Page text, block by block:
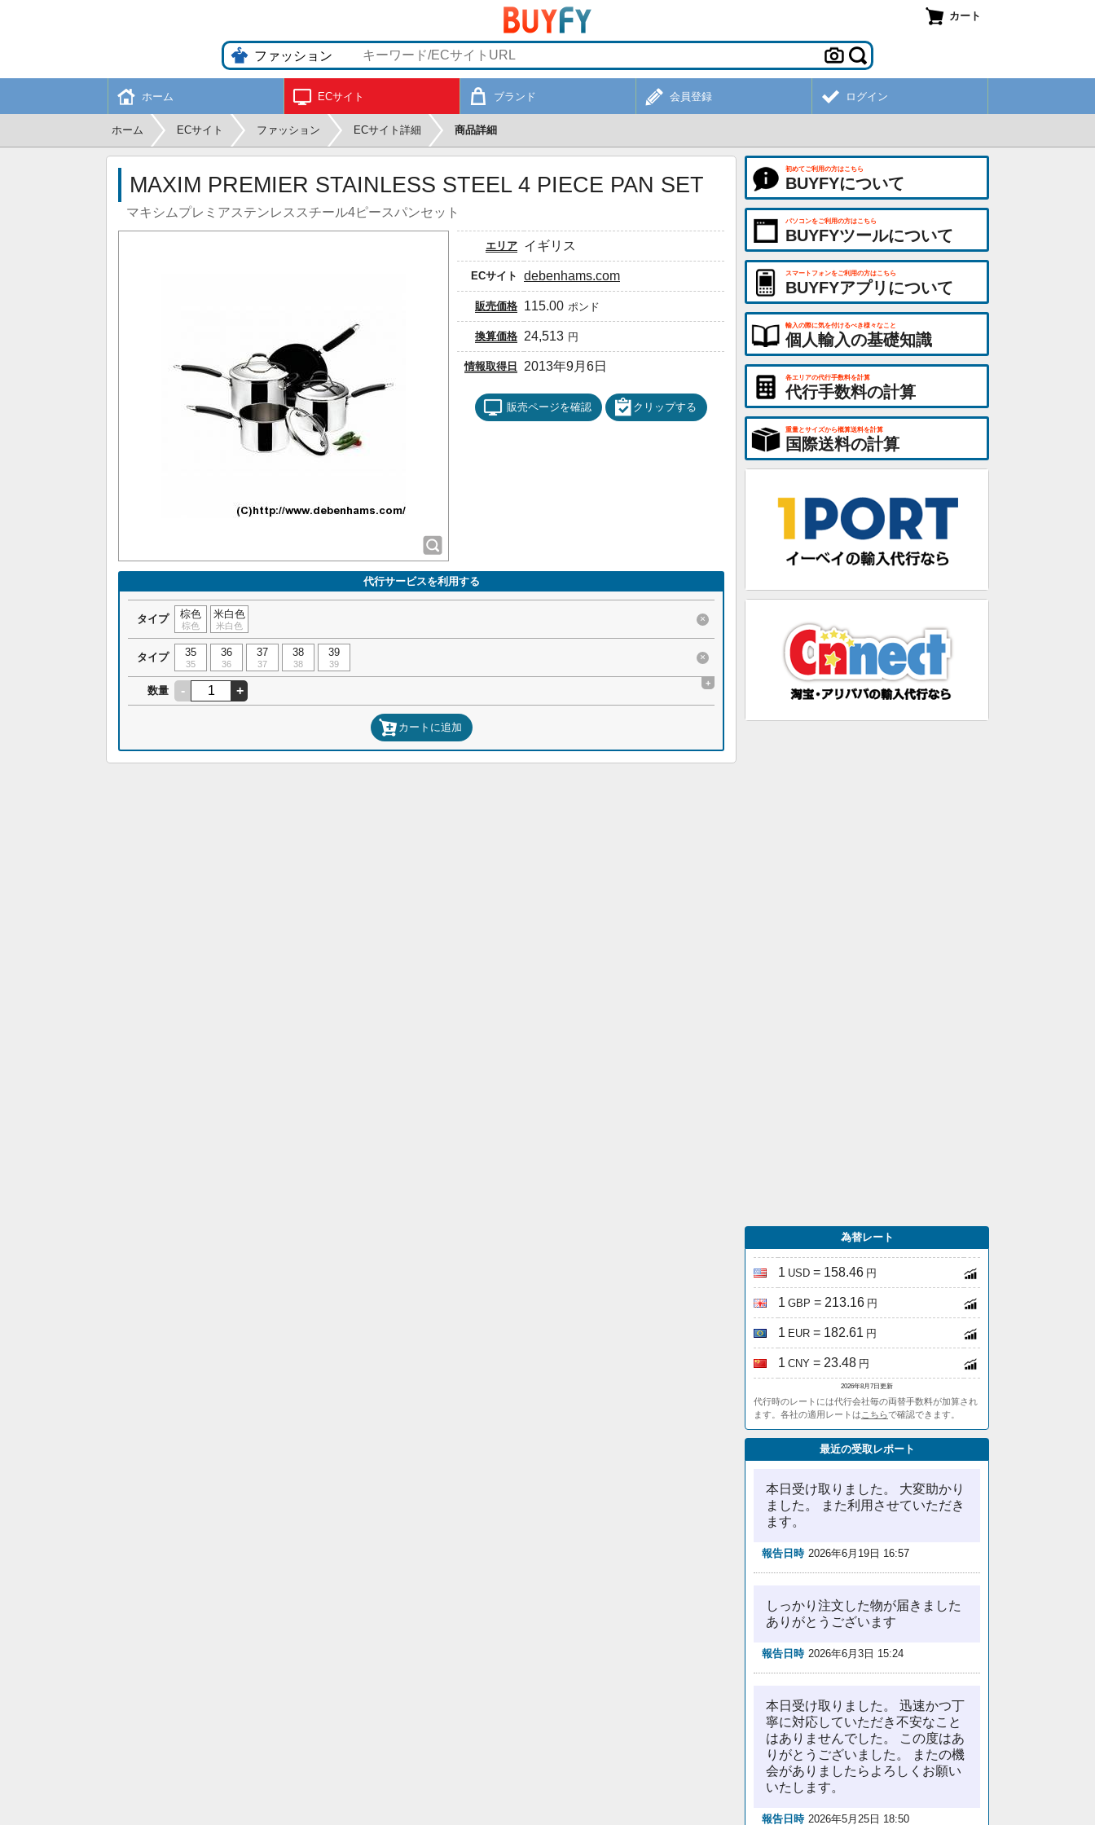
カート
ホーム ECサイト ブランド 会員登録 ログイン
ホーム ECサイト ファッション ECサイト詳細 商品詳細
MAXIM PREMIER STAINLESS STEEL 4 PIECE PAN SET
マキシムプレミアステンレススチール4ピースパンセット
エリア イギリス
ECサイト debenhams.com
販売価格 115.00 ポンド
換算価格 24,513 円
情報取得日 2013年9月6日
販売ページを確認 クリップする
代行サービスを利用する
タイプ 棕色
棕色
米白色
米白色
×
タイプ 35
35
36
36
37
37
38
38
39
39
×
数量 - +
+
カートに追加
初めてご利用の方はこちら
BUYFYについて
パソコンをご利用の方はこちら
BUYFYツールについて
スマートフォンをご利用の方はこちら
BUYFYアプリについて
輸入の際に気を付けるべき様々なこと
個人輸入の基礎知識
各エリアの代行手数料を計算
代行手数料の計算
重量とサイズから概算送料を計算
国際送料の計算
為替レート
1 USD = 158.46 円
1 GBP = 213.16 円
1 EUR = 182.61 円
1 CNY = 23.48 円
2026年8月7日更新
代行時のレートには代行会社毎の両替手数料が加算され
ます。各社の適用レートは こちらで確認できます。
最近の受取レポート
本日受け取りました。 大変助かり
ました。 また利用させていただき
ます。
報告日時 2026年6月19日 16:57
しっかり注文した物が届きました
ありがとうございます
報告日時 2026年6月3日 15:24
本日受け取りました。 迅速かつ丁
寧に対応していただき不安なこと
はありませんでした。 この度はあ
りがとうございました。 またの機
会がありましたらよろしくお願い
いたします。
報告日時 2026年5月25日 18:50